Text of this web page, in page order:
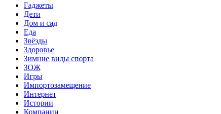
Гаджеты
Дети
Дом и сад
Еда
Звёзды
Здоровье
Зимние виды спорта
ЗОЖ
Игры
Импортозамещение
Интернет
Истории
Компании